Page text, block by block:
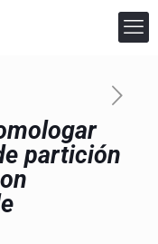
partición